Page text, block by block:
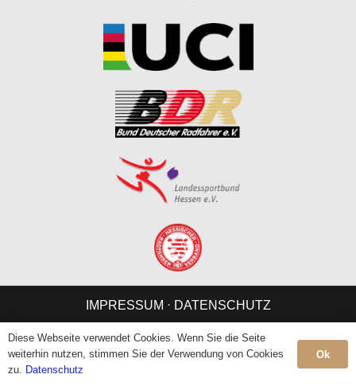
IMPRESSUM ⋅ DATENSCHUTZ
Diese Webseite verwendet Cookies. Wenn Sie die Seite
weiterhin nutzen, stimmen Sie der Verwendung von Cookies
zu. Datenschutz
Ok